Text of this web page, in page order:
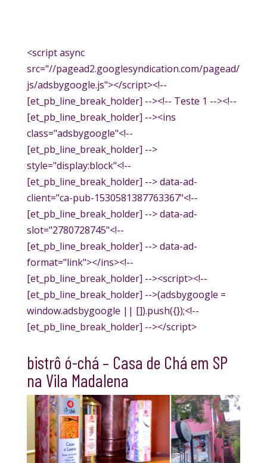
<script async
src="//pagead2.googlesyndication.com/pagead/
js/adsbygoogle.js"></script><!--
[et_pb_line_break_holder] --><!-- Teste 1 --><!--
[et_pb_line_break_holder] --><ins
class="adsbygoogle"<!--
[et_pb_line_break_holder] -->
style="display:block"<!--
[et_pb_line_break_holder] --> data-ad-
client="ca-pub-1530581387763367"<!--
[et_pb_line_break_holder] --> data-ad-
slot="2780728745"<!--
[et_pb_line_break_holder] --> data-ad-
format="link"></ins><!--
[et_pb_line_break_holder] --><script><!--
[et_pb_line_break_holder] -->(adsbygoogle =
window.adsbygoogle || []).push({});<!--
[et_pb_line_break_holder] --></script>
bistrô ó-chá – Casa de Chá em SP
na Vila Madalena